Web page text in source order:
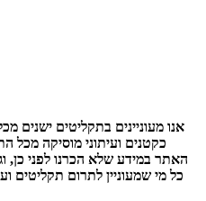
אנו מעוניינים בתקליטים ישנים
כקטנים ועיתוני מוסיקה מכל
האתר במידע שלא הכרנו לפני כן,
כל מי שמעוניין לתרום תקליטים